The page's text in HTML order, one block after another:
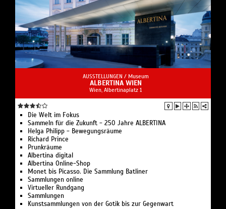
AUSSTELLUNGEN / Museum
ALBERTINA WIEN
Wien, Albertinaplatz 1
Die Welt im Fokus
Sammeln für die Zukunft - 250 Jahre ALBERTINA
Helga Philipp - Bewegungsräume
Richard Prince
Prunkräume
Albertina digital
Albertina Online-Shop
Monet bis Picasso. Die Sammlung Batliner
Sammlungen online
Virtueller Rundgang
Sammlungen
Kunstsammlungen von der Gotik bis zur Gegenwart